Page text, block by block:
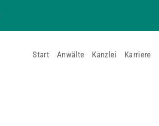
Start Anwälte Kanzlei Karriere